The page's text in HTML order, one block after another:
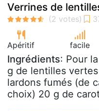
Verrines de
Apéritif facile
Ingrédients: Pour
g de lentilles
lardons fumés (de
choix) 20 g de